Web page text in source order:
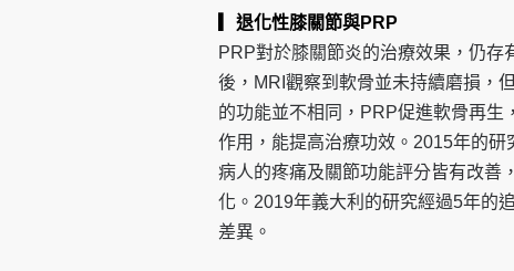
▎退化性膝關節與PRP
PRP對於膝關節炎的治療效果，仍存
後，MRI觀察到軟骨並未持續磨損，
的功能並不相同，PRP促進軟骨再生
作用，能提高治療功效。2015年的研
病人的疼痛及關節功能評分皆有改善
化。2019年義大利的研究經過5年的
差異。